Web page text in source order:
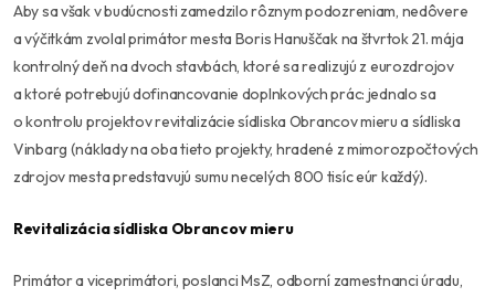
Aby sa však v budúcnosti zamedzilo rôznym podozreniam, nedôvere
a výčitkám zvolal primátor mesta Boris Hanuščak na štvrtok 21. mája
kontrolný deň na dvoch stavbách, ktoré sa realizujú z eurozdrojov
a ktoré potrebujú dofinancovanie doplnkových prác: jednalo sa
o kontrolu projektov revitalizácie sídliska Obrancov mieru a sídliska
Vinbarg (náklady na oba tieto projekty, hradené z mimorozpočtových
zdrojov mesta predstavujú sumu necelých 800 tisíc eúr každý).
Revitalizácia sídliska Obrancov mieru
Primátor a viceprimátori, poslanci MsZ, odborní zamestnanci úradu,